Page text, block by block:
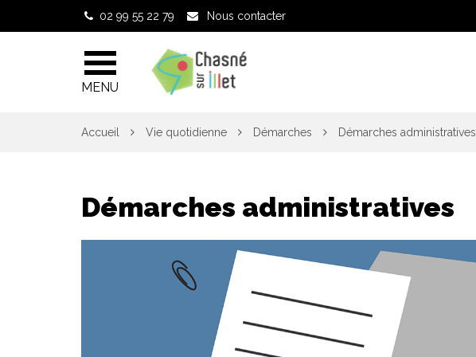
02 99 55 22 79 Nous contacter
MENU
Accueil Vie quotidienne Démarches Démarches administratives
Démarches administratives